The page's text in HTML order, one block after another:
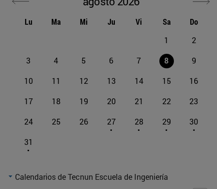
Ir al
Lu Ma Mi Ju Vi Sa
Do
1
2
3
4 5 6 7 8
9
10
11 12 13 14 15
16
17
18 19 20 21 22
23
24
25 26 27 28 29
30
31
Calendarios de Tecnun Escuela de Ingeniería